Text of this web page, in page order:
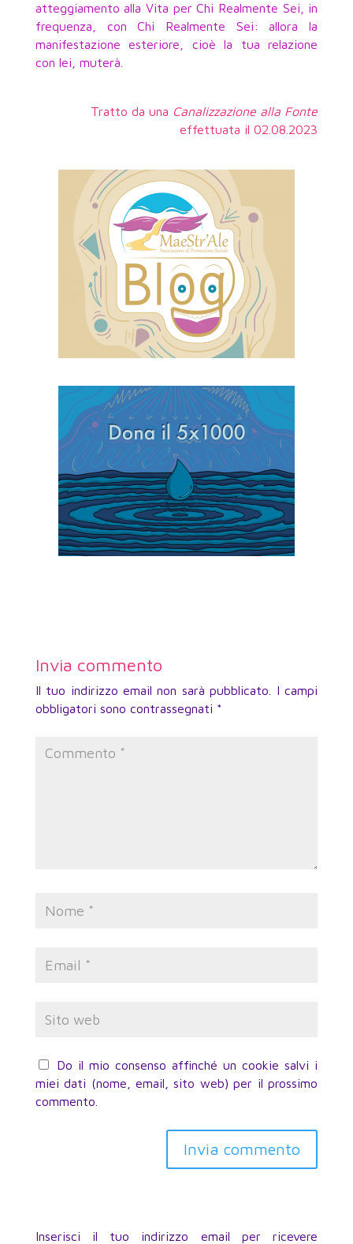
atteggiamento alla Vita per Chi Realmente Sei, in
frequenza, con Chi Realmente Sei: allora la
manifestazione esteriore, cioè la tua relazione
con lei, muterà.
Tratto da una Canalizzazione alla Fonte
effettuata il 02.08.2023
Invia commento
Il tuo indirizzo email non sarà pubblicato.
I campi
obbligatori sono contrassegnati *
Do il mio consenso affinché un cookie salvi i
miei dati (nome, email, sito web) per il prossimo
commento.
Inserisci il tuo indirizzo email per ricevere